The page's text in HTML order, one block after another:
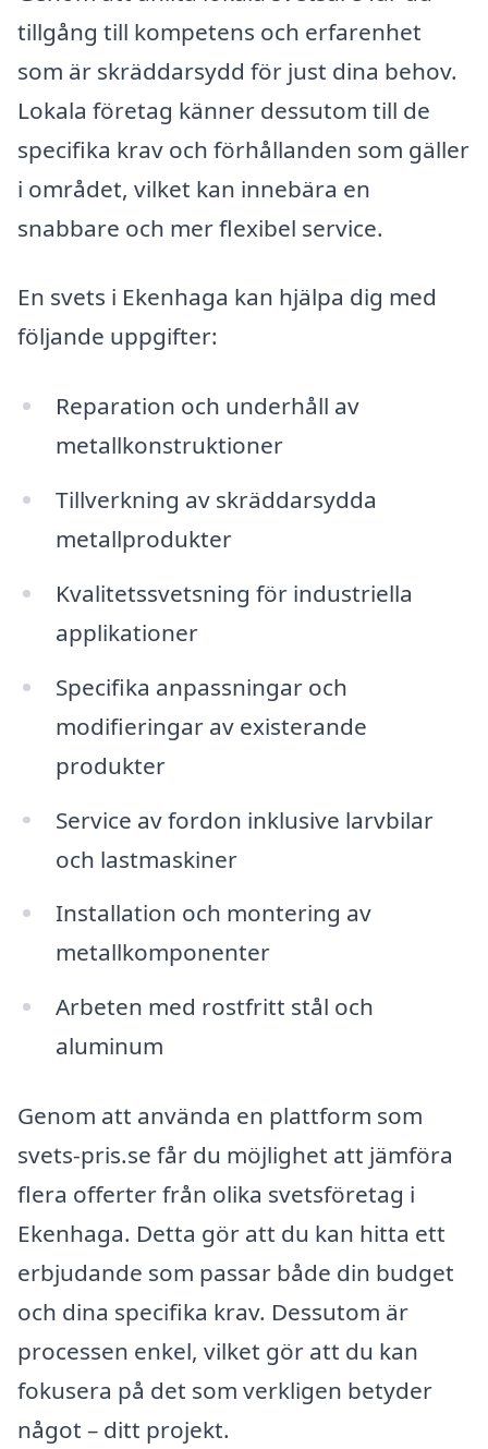
tillgång till kompetens och erfarenhet
som är skräddarsydd för just dina behov.
Lokala företag känner dessutom till de
specifika krav och förhållanden som gäller
i området, vilket kan innebära en
snabbare och mer flexibel service.
En svets i Ekenhaga kan hjälpa dig med
följande uppgifter:
Reparation och underhåll av
metallkonstruktioner
Tillverkning av skräddarsydda
metallprodukter
Kvalitetssvetsning för industriella
applikationer
Specifika anpassningar och
modifieringar av existerande
produkter
Service av fordon inklusive larvbilar
och lastmaskiner
Installation och montering av
metallkomponenter
Arbeten med rostfritt stål och
aluminum
Genom att använda en plattform som
svets-pris.se får du möjlighet att jämföra
flera offerter från olika svetsföretag i
Ekenhaga. Detta gör att du kan hitta ett
erbjudande som passar både din budget
och dina specifika krav. Dessutom är
processen enkel, vilket gör att du kan
fokusera på det som verkligen betyder
något – ditt projekt.